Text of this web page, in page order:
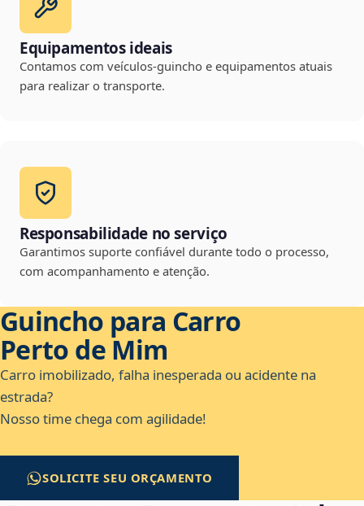
Equipamentos ideais
Contamos com veículos-guincho e equipamentos atuais
para realizar o transporte.
Responsabilidade no serviço
Garantimos suporte confiável durante todo o processo,
com acompanhamento e atenção.
Guincho para Carro
Perto de Mim
Carro imobilizado, falha inesperada ou acidente na
estrada?
Nosso time chega com agilidade!
SOLICITE SEU ORÇAMENTO